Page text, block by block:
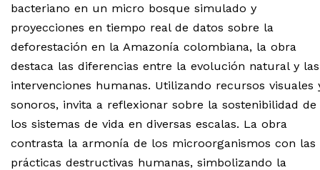
bacteriano en un micro bosque simulado y
proyecciones en tiempo real de datos sobre la
deforestación en la Amazonía colombiana, la obra
destaca las diferencias entre la evolución natural y las
intervenciones humanas. Utilizando recursos visuales
sonoros, invita a reflexionar sobre la sostenibilidad de
los sistemas de vida en diversas escalas. La obra
contrasta la armonía de los microorganismos con las
prácticas destructivas humanas, simbolizando la